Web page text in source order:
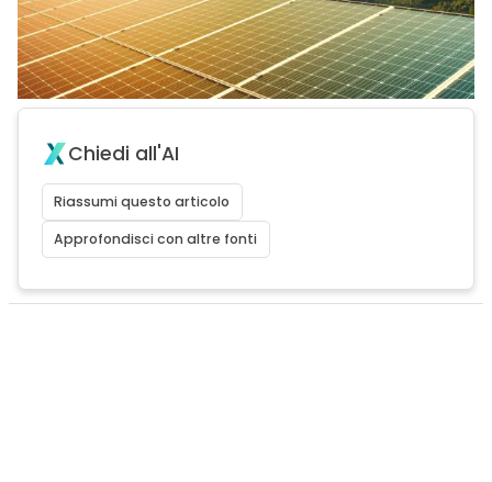
Chiedi all'AI
Riassumi questo articolo
Approfondisci con altre fonti